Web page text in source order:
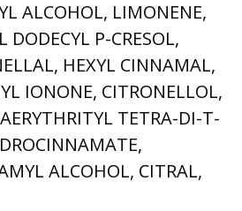
ALCOHOL, LIMONENE,
DODECYL P-CRESOL,
HEXYL CINNAMAL,
IONONE, CITRONELLOL,
TETRA-DI-T-
ALCOHOL, CITRAL,